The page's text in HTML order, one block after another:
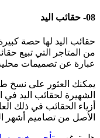
08- حقائب اليد
حقائب اليد لها حصة
من المتاجر التي تبيع
عبارة عن تصميمات
يمكنك العثور على نسخ
الشهيرة لحقائب اليد
أزياء الحقائب في ذلك
الأصل من تصاميم أشهر